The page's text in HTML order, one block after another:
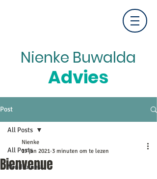
Nienke Buwalda
Advies
Post
All Posts
Mindfulness
All Posts
Bienvenue
Nienke
17 jan 2021 3 minuten om te lezen